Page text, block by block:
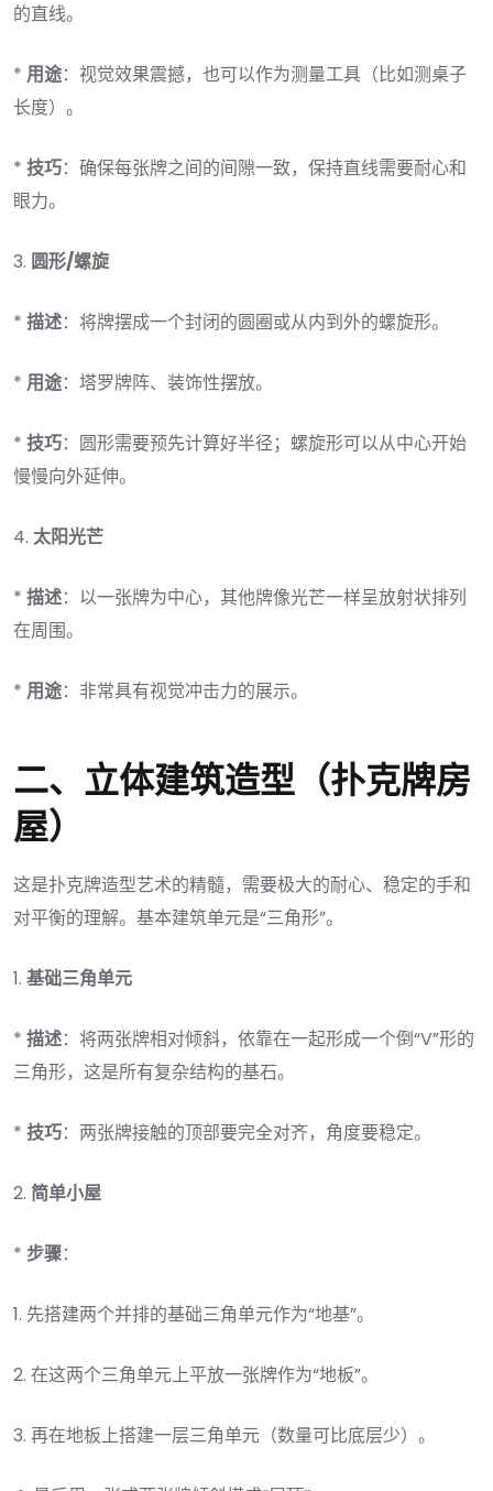
的直线。
* 用途：视觉效果震撼，也可以作为测量工具（比如测桌子
长度）。
* 技巧：确保每张牌之间的间隙一致，保持直线需要耐心和
眼力。
3. 圆形/螺旋
* 描述：将牌摆成一个封闭的圆圈或从内到外的螺旋形。
* 用途：塔罗牌阵、装饰性摆放。
* 技巧：圆形需要预先计算好半径；螺旋形可以从中心开始
慢慢向外延伸。
4. 太阳光芒
* 描述：以一张牌为中心，其他牌像光芒一样呈放射状排列
在周围。
* 用途：非常具有视觉冲击力的展示。
二、立体建筑造型（扑克牌房
屋）
这是扑克牌造型艺术的精髓，需要极大的耐心、稳定的手和
对平衡的理解。基本建筑单元是“三角形”。
1. 基础三角单元
* 描述：将两张牌相对倾斜，依靠在一起形成一个倒“V”形的
三角形，这是所有复杂结构的基石。
* 技巧：两张牌接触的顶部要完全对齐，角度要稳定。
2. 简单小屋
* 步骤：
1. 先搭建两个并排的基础三角单元作为“地基”。
2. 在这两个三角单元上平放一张牌作为“地板”。
3. 再在地板上搭建一层三角单元（数量可比底层少）。